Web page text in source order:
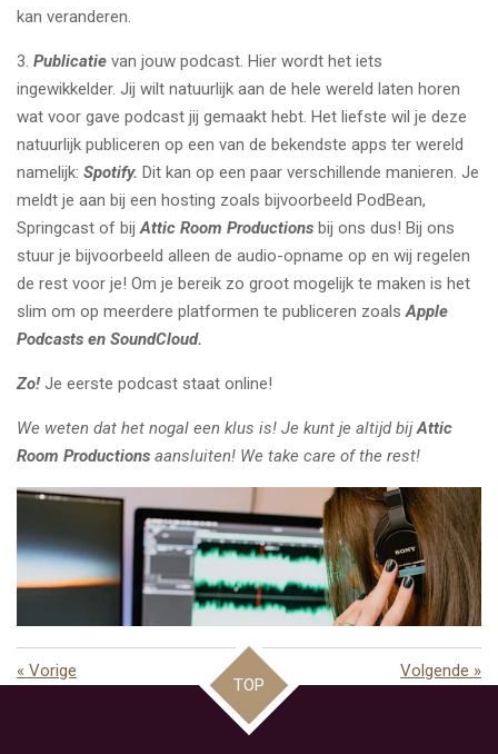
kan veranderen.
3. Publicatie van jouw podcast. Hier wordt het iets
ingewikkelder. Jij wilt natuurlijk aan de hele wereld laten horen
wat voor gave podcast jij gemaakt hebt. Het liefste wil je deze
natuurlijk publiceren op een van de bekendste apps ter wereld
namelijk: Spotify. Dit kan op een paar verschillende manieren. Je
meldt je aan bij een hosting zoals bijvoorbeeld PodBean,
Springcast of bijAttic Room Productions bij ons dus! Bij ons
stuur je bijvoorbeeld alleen de audio-opname op en wij regelen
de rest voor je! Om je bereik zo groot mogelijk te maken is het
slim om op meerdere platformen te publiceren zoalsApple
Podcasts en SoundCloud.
Zo! Je eerste podcast staat online!
We weten dat het nogal een klus is! Je kunt je altijd bij Attic
Room Productions aansluiten! We take care of the rest!
« Vorige Volgende »
TOP